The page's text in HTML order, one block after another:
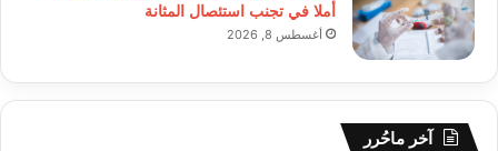
أملا في تجنب استئصال المثانة
أغسطس 8, 2026
آخر ماحُرر